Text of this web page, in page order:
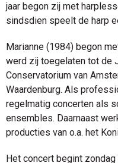
jaar begon zij met
sindsdien speelt de harp
Marianne (1984) begon
werd zij toegelaten tot de
Conservatorium van
Waardenburg. Als
regelmatig concerten als
ensembles. Daarnaast
producties van o.a. het
Het concert begint